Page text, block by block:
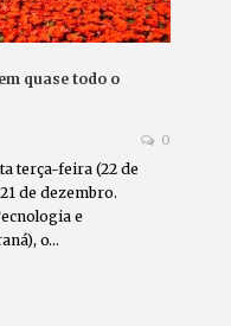
quase todo o
0
terça-feira (22 de
de dezembro.
e
o…